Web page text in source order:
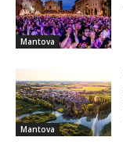
Mantova
Mantova